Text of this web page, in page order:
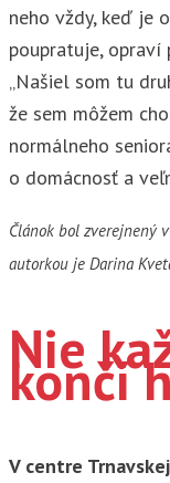
neho vždy, keď je
poupratuje, opraví
„Našiel som tu
že sem môžem
normálneho
o domácnosť a
Článok bol zverejnený
autorkou je Darina
Nie
končí
V centre